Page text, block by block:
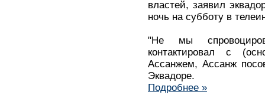
властей, заявил
ночь на субботу в
"Не мы
контактировал с
Ассанжем, Ассанж
Эквадоре.
Подробнее »